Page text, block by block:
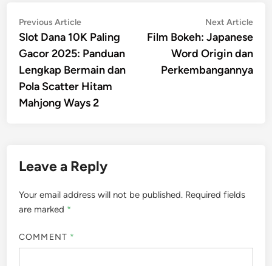
Post
navigation
Previous ArticlePrevious
article:
Slot Dana 10K Paling
Gacor 2025: Panduan
Lengkap Bermain dan
Pola Scatter Hitam
Mahjong Ways 2
Next Article
Film Bokeh: Japanese
Word Origin dan
Perkembangannya
Leave a Reply
Your email address will not be published. Required fields
are marked *
COMMENT *